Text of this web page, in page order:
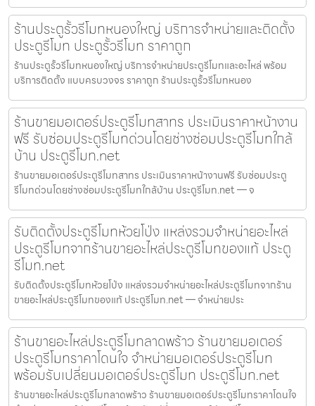
ร้านประตูรั้วรีโมทหนองใหญ่ บริการจำหน่ายและติดตั้ง
ประตูรีโมท ประตูรั้วรีโมท ราคาถูก
ร้านประตูรั้วรีโมทหนองใหญ่ บริการจำหน่ายประตูรีโมทและอะไหล่ พร้อม
บริการติดตั้ง แบบครบวงจร ราคาถูก ร้านประตูรั้วรีโมทหนอง
ร้านขายมอเตอร์ประตูรีโมทสาทร ประเมินราคาหน้างาน
ฟรี รับซ่อมประตูรีโมทด่วนโดยช่างซ่อมประตูรีโมทใกล้
บ้าน ประตูรีโมท.net
ร้านขายมอเตอร์ประตูรีโมทสาทร ประเมินราคาหน้างานฟรี รับซ่อมประตู
รีโมทด่วนโดยช่างซ่อมประตูรีโมทใกล้บ้าน ประตูรีโมท.net — จ
รับติดตั้งประตูรีโมทห้วยโป่ง แหล่งรวมจำหน่ายอะไหล่
ประตูรีโมทจากร้านขายอะไหล่ประตูรีโมทของแท้ ประตู
รีโมท.net
รับติดตั้งประตูรีโมทห้วยโป่ง แหล่งรวมจำหน่ายอะไหล่ประตูรีโมทจากร้าน
ขายอะไหล่ประตูรีโมทของแท้ ประตูรีโมท.net — จำหน่ายประ
ร้านขายอะไหล่ประตูรีโมทลาดพร้าว ร้านขายมอเตอร์
ประตูรีโมทราคาโดนใจ จำหน่ายมอเตอร์ประตูรีโมท
พร้อมรับเปลี่ยนมอเตอร์ประตูรีโมท ประตูรีโมท.net
ร้านขายอะไหล่ประตูรีโมทลาดพร้าว ร้านขายมอเตอร์ประตูรีโมทราคาโดนใจ